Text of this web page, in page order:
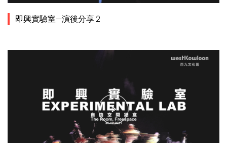
即興實驗室—演後分享 2